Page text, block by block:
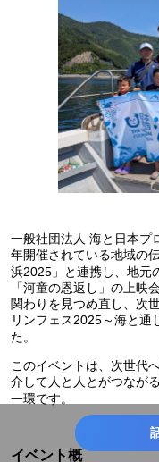
一般社団法人 海と日本プ
年開催されている地域の
浜2025」と連携し、地元
「河童の恩返し」の上映
関わりを見つめ直し、次
リンフェス2025～海と通
た。
このイベントは、次世代
介して人と人とがつなが
一環です。
イベント概